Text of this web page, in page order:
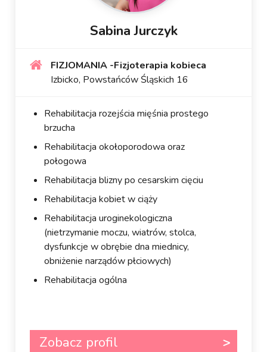
Sabina Jurczyk
FIZJOMANIA -Fizjoterapia kobieca
Izbicko, Powstańców Śląskich 16
Rehabilitacja rozejścia mięśnia prostego
brzucha
Rehabilitacja okołoporodowa oraz
połogowa
Rehabilitacja blizny po cesarskim cięciu
Rehabilitacja kobiet w ciąży
Rehabilitacja uroginekologiczna
(nietrzymanie moczu, wiatrów, stolca,
dysfunkcje w obrębie dna miednicy,
obniżenie narządów płciowych)
Rehabilitacja ogólna
Zobacz profil